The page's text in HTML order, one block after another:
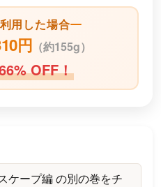
用した場合
円 （約155g）
OFF！
ケープ編 の別の巻をチ